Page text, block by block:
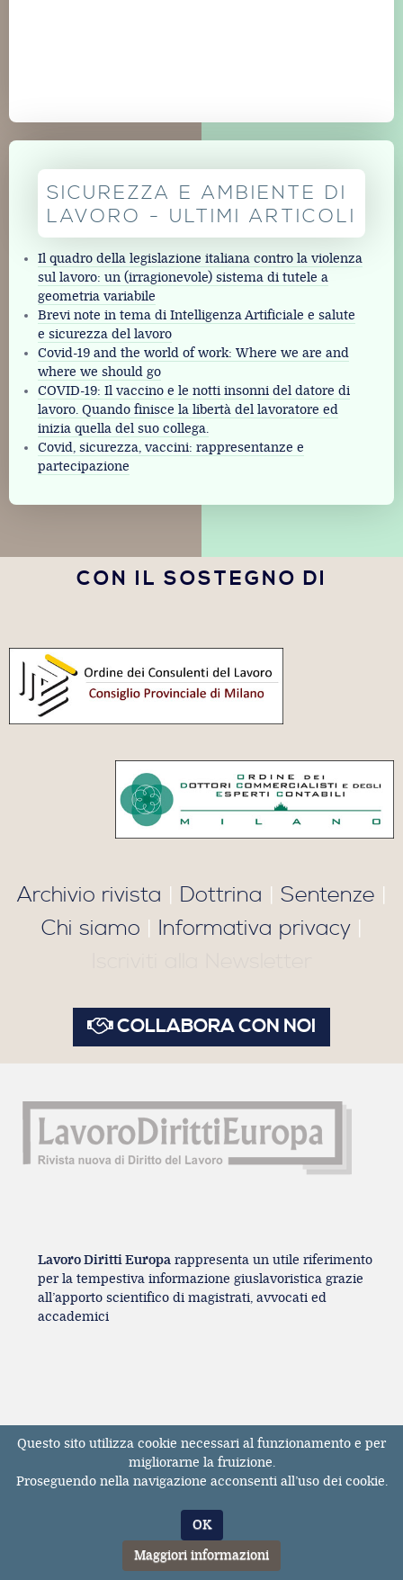
SICUREZZA E AMBIENTE DI
LAVORO - ULTIMI ARTICOLI
Il quadro della legislazione italiana contro la violenza
sul lavoro: un (irragionevole) sistema di tutele a
geometria variabile
Brevi note in tema di Intelligenza Artificiale e salute
e sicurezza del lavoro
Covid-19 and the world of work: Where we are and
where we should go
COVID-19: Il vaccino e le notti insonni del datore di
lavoro. Quando finisce la libertà del lavoratore ed
inizia quella del suo collega.
Covid, sicurezza, vaccini: rappresentanze e
partecipazione
CON IL SOSTEGNO DI
Archivio rivista | Dottrina | Sentenze |
Chi siamo | Informativa privacy|
COLLABORA CON NOI
Lavoro Diritti Europa rappresenta un utile riferimento
per la tempestiva informazione giuslavoristica grazie
all’apporto scientifico di magistrati, avvocati ed
accademici
Registrazione Tribunale di Milano n° 131131
dell'11/04/2017
ISSN 2611-3783
© Tutti i diritti riservati. E' vietata la riproduzione,
anche parziale, dei contenuti pubblicati sul sito
LavoroDirittiEuropa.it
Questo sito utilizza cookie necessari al funzionamento e per
migliorarne la fruizione.
Proseguendo nella navigazione acconsenti all’uso dei cookie.
OK
Maggiori informazioni